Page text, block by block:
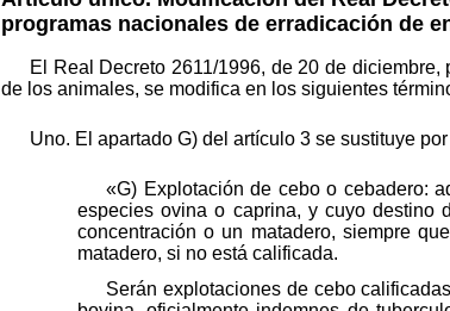
programas nacionales de erradicación de
El Real Decreto 2611/1996, de 20 de
de los animales, se modifica en los siguientes
Uno. El apartado G) del artículo 3 se sustituye
«G) Explotación de cebo o cebadero:
especies ovina o caprina, y cuyo destino
concentración o un matadero, siempre
matadero, si no está calificada.
Serán explotaciones de cebo